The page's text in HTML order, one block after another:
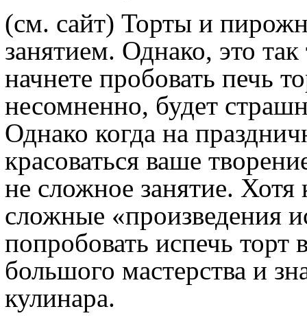
(см. сайт) Торты и
занятием. Однако, это
начнете пробовать печь
несомненно, будет
Однако когда на
красоваться ваше
не сложное занятие. Хотя
сложные «произведения
попробовать испечь
большого мастерства и
кулинара.